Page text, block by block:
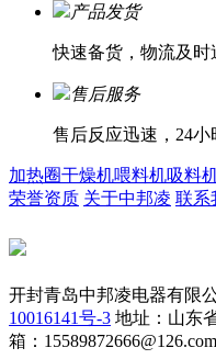
产品发货
快速备货，物流及时
售后服务
售后反应迅速，24小
加热圈干燥机喂料机吸料
荣誉资质 关于中邦凌 联系
开封青岛中邦凌电器有限
10016141号-3 地址：山东
箱：15589872666@126.com